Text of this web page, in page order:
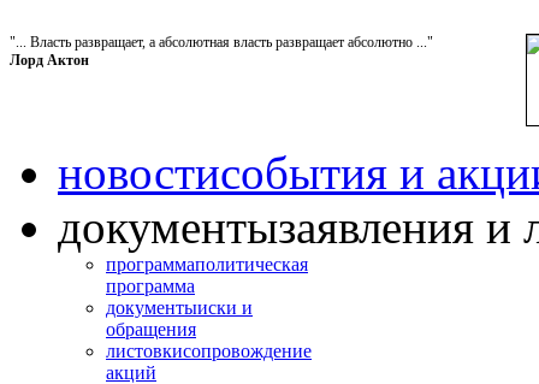
"... Власть развращает, а абсолютная власть развращает абсолютно ..."
Лорд Актон
новостисобытия и
документызаявления и
программаполитическая
программа
документыиски и
обращения
листовкисопровождение
акций